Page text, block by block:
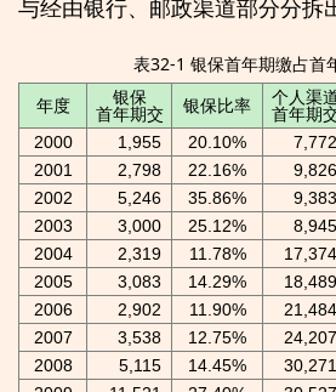
与经由银行、邮政渠道部分分拆
表32-1 银保首年期缴占首
年度
银保
首年期交 银保比率 个人渠
首年期
2000 1,955 20.10% 7,772
2001
2,798 22.16% 9,826
2002
5,246 35.86% 9,383
2003
3,000 25.12% 8,945
2004
2,319 11.78% 17,374
2005
3,083 14.29% 18,489
2006
2,902 11.90% 21,484
2007
3,538 12.75% 24,207
2008
5,115 14.45% 30,271